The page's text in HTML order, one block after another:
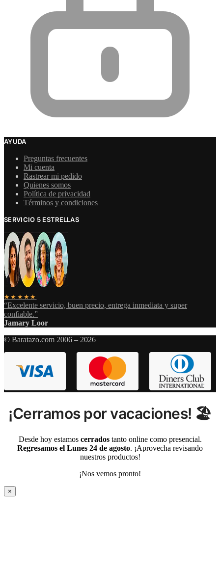
AYUDA
Preguntas frecuentes
Mi cuenta
Rastrear mi pedido
Quienes somos
Política de privacidad
Términos y condiciones
SERVICIO 5 ESTRELLAS
★★★★★
“Excelente servicio, buen precio, entrega inmediata y super
confiable.”
Jamary Loor
© Baratazo.com 2006 – 2026
¡Cerramos por vacaciones! 🏖️
Desde hoy estamos cerradostanto online como presencial.
Regresamos el Lunes 24 de agosto. ¡Aprovecha revisando
nuestros productos!
¡Nos vemos pronto!
×